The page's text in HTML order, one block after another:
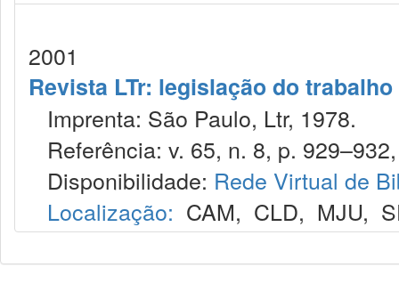
2001
Revista LTr: legislação do trabalho
Imprenta: São Paulo, Ltr, 1978.
Referência: v. 65, n. 8, p.
Disponibilidade: Rede Virtual de
Localização: CAM, CLD, MJU,